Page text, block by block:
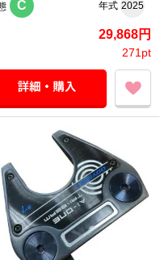
C 年式 2025
29,868円
271pt